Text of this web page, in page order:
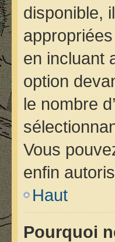
disponible,
en incluant
option
le nombre
Vous
enfin
Haut
Pourquoi